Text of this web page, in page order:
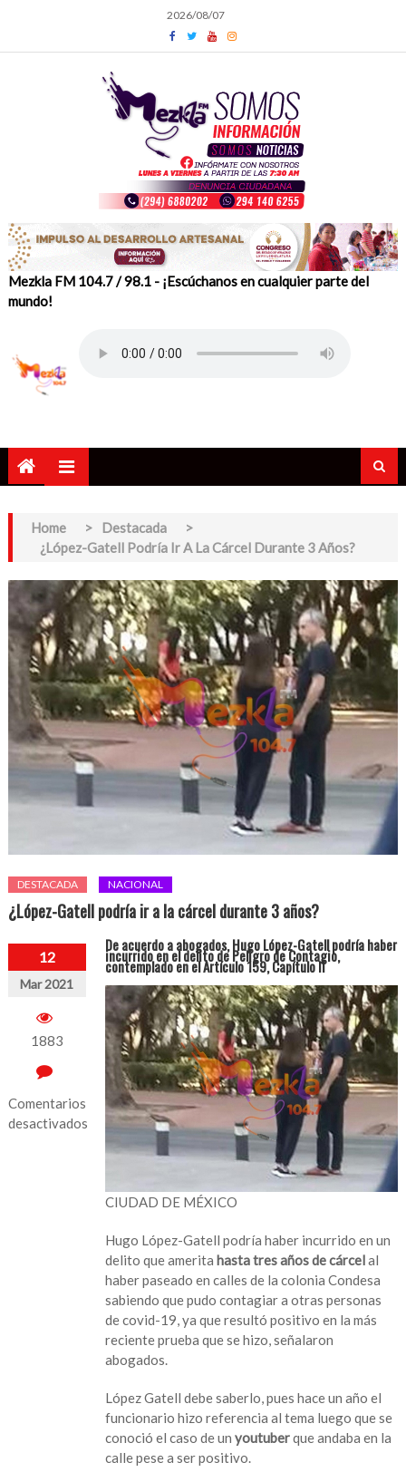
content
2026/08/07
Mezkla FM 104.7 / 98.1 - ¡Escúchanos en cualquier parte del
mundo!
Home > Destacada
>
¿López-Gatell Podría Ir A La Cárcel Durante 3 Años?
DESTACADA NACIONAL
¿López-Gatell podría ir a la cárcel durante 3 años?
12
Mar 2021
1883
Comentarios
desactivados
De acuerdo a abogados, Hugo López-Gatell podría haber
incurrido en el delito de Peligro de Contagio,
contemplado en el Artículo 159, Capítulo II
CIUDAD DE MÉXICO
Hugo López-Gatell podría haber incurrido en un
delito que ameritahasta tres años de cárcelal
haber paseado en calles de la colonia Condesa
sabiendo que pudo contagiar a otras personas
de covid-19, ya que resultó positivo en la más
reciente prueba que se hizo, señalaron
abogados.
López Gatell debe saberlo, pues hace un año el
funcionario hizo referencia al tema luego que se
conoció el caso de unyoutuberque andaba en la
calle pese a ser positivo.